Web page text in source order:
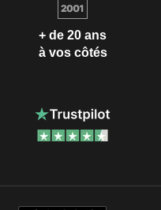
+ de 20 ans
à vos côtés